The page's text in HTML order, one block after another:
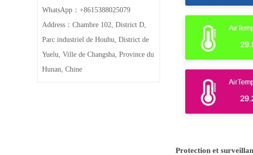
WhatsApp：+8615388025079
Address：Chambre 102, District D,
Parc industriel de Houhu, District de
Yuelu, Ville de Changsha, Province du
Hunan, Chine
Protection et